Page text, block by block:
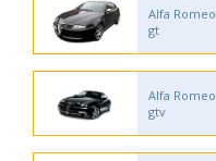
Alfa Romeo
gt
Alfa Romeo
gtv